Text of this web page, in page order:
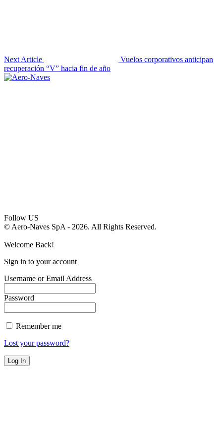
Next Article
Vuelos corporativos anticipan
recuperación “V” hacia fin de año
Follow US
© Aero-Naves SpA - 2026. All Rights Reserved.
Welcome Back!
Sign in to your account
Username or Email Address
Password
Remember me
Lost your password?